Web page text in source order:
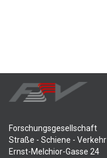
Forschungsgesellschaft
Straße - Schiene - Verkehr
Ernst-Melchior-Gasse 24